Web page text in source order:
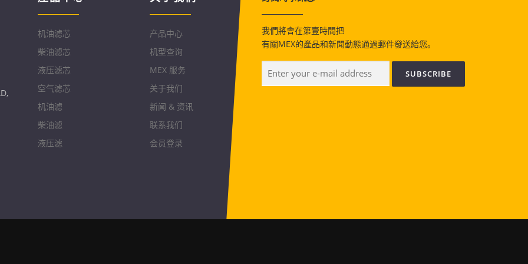
机油滤芯
柴油滤芯
液压滤芯
空气滤芯
机油滤
柴油滤
液压滤
产品中心
机型查询
MEX 服务
关于我们
新闻 & 资讯
联系我们
会员登录
我們將會在第壹時間把
有關MEX的產品和新聞動態通過郵件發送給您。